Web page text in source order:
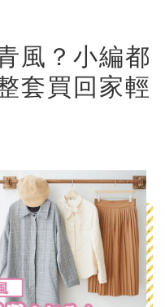
風？小編都
套買回家輕